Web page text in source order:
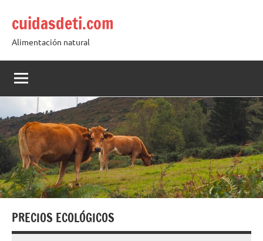
contenido
cuidasdeti.com
Alimentación natural
PRECIOS ECOLÓGICOS